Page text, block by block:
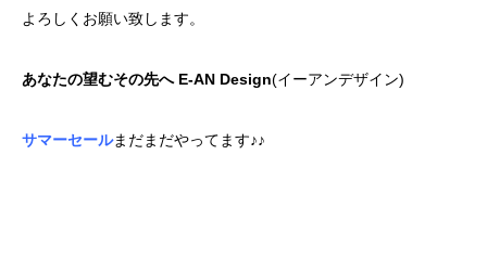
よろしくお願い致します。
あなたの望むその先へ E-AN Design(イーアンデザイン)
サマーセールまだまだやってます♪♪